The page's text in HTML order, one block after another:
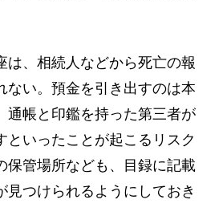
、相続人などから死亡の報
ない。預金を引き出すのは本
通帳と印鑑を持った第三者が
といったことが起こるリスク
保管場所なども、目録に記載
見つけられるようにしておき